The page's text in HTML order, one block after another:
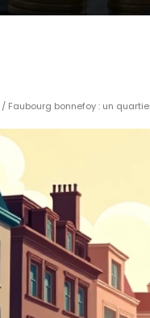
/ Faubourg bonnefoy : un